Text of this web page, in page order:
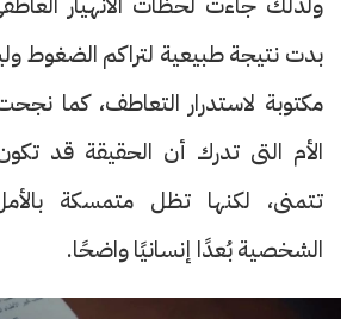
بدت نتيجة طبيعية لتراكم الضغوط
مكتوبة لاستدرار التعاطف، كما
الأم التى تدرك أن الحقيقة قد
تتمنى، لكنها تظل متمسكة
الشخصية بُعدًا إنسانيًا واضحًا.